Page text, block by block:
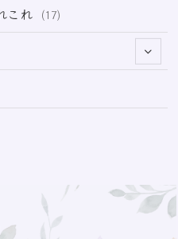
これ (17)